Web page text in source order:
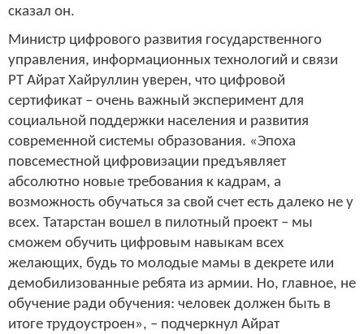
сказал он.
Министр цифрового развития государственного
управления, информационных технологий и связи
РТ Айрат Хайруллин уверен, что цифровой
сертификат – очень важный эксперимент для
социальной поддержки населения и развития
современной системы образования. «Эпоха
повсеместной цифровизации предъявляет
абсолютно новые требования к кадрам, а
возможность обучаться за свой счет есть далеко не у
всех. Татарстан вошел в пилотный проект – мы
сможем обучить цифровым навыкам всех
желающих, будь то молодые мамы в декрете или
демобилизованные ребята из армии. Но, главное, не
обучение ради обучения: человек должен быть в
итоге трудоустроен», – подчеркнул Айрат